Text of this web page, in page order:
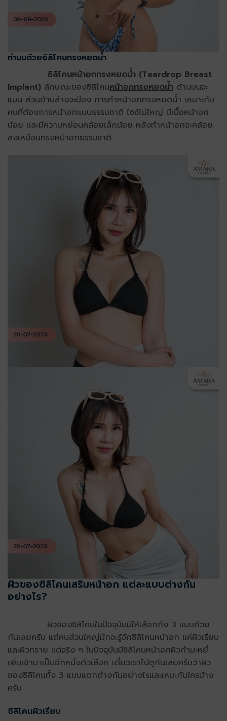
ทำนมด้วยซิลิโคนทรงหยดน้ำ
ซิลิโคนหน้าอกทรงหยดน้ำ (Teardrop Breast
Implant) ลักษณะของซิลิโคนหน้าอกทรงหยดน้ำ ด้านบนจะ
แบน ส่วนด้านล่างจะป่อง การทำหน้าอกทรงหยดน้ำ เหมาะกับ
คนที่ต้องการหน้าอกแบบธรรมชาติ ไซซ์ไม่ใหญ่ มีเนื้อหน้าอก
น้อย และมีความหย่อนคล้อยเล็กน้อย หลังทำหน้าอกจะคล้อย
ลงเหมือนทรงหน้าอกธรรมชาติ
ผิวของซิลิโคนเสริมหน้าอก แต่ละแบบต่างกัน
อย่างไร?
ผิวของซิลิโคนในปัจจุบันมีให้เลือกถึง 3 แบบด้วย
กันเลยครับ แต่คนส่วนใหญ่มักจะรู้จักซิลิโคนหน้าอก แค่ผิวเรียบ
และผิวทราย แต่จริง ๆ ในปัจจุบันมีซิลิโคนหน้าอกผิวกำมะหยี่
เพิ่มเข้ามาเป็นอีกหนึ่งตัวเลือก เดี๋ยวเราไปดูกันเลยครับว่าผิว
ของซิลิโคนทั้ง 3 แบบแตกต่างกันอย่างไรและเหมะกับใครบ้าง
ครับ
ซิลิโคนผิวเรียบ